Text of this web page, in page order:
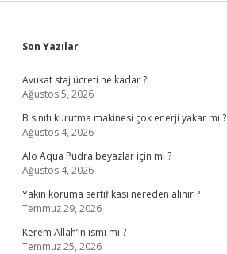
Sidebar
Son Yazılar
Avukat staj ücreti ne kadar ?
Ağustos 5, 2026
B sınıfı kurutma makinesi çok enerji yakar mı ?
Ağustos 4, 2026
Alo Aqua Pudra beyazlar için mi ?
Ağustos 4, 2026
Yakın koruma sertifikası nereden alınır ?
Temmuz 29, 2026
Kerem Allah’ın ismi mi ?
Temmuz 25, 2026